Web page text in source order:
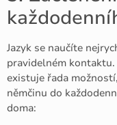
Jazyk se naučíte
pravidelném
existuje řada
němčinu do
doma: